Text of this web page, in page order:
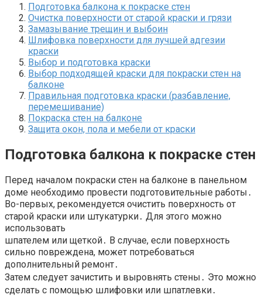
Подготовка балкона к покраске стен
Очистка поверхности от старой краски и грязи
Замазывание трещин и выбоин
Шлифовка поверхности для лучшей адгезии
краски
Выбор и подготовка краски
Выбор подходящей краски для покраски стен на
балконе
Правильная подготовка краски (разбавление,
перемешивание)
Покраска стен на балконе
Защита окон, пола и мебели от краски
Подготовка балкона к покраске стен
Перед началом покраски стен на балконе в панельном
доме необходимо провести подготовительные работы․
Во-первых, рекомендуется очистить поверхность от
старой краски или штукатурки․ Для этого можно
использовать
шпателем или щеткой․ В случае, если поверхность
сильно повреждена, может потребоваться
дополнительный ремонт․
Затем следует зачистить и выровнять стены․ Это можно
сделать с помощью шлифовки или шпатлевки․